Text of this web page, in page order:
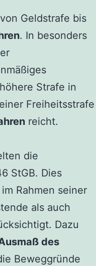
Geldstrafe bis
. In besonders
Strafe in
Freiheitsstrafe
reicht.
die
StGB. Dies
Rahmen seiner
als auch
Dazu
des
Beweggründe